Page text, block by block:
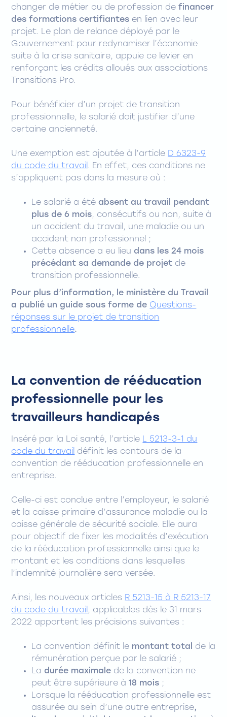
changer de métier ou de profession definancer
des formations certifiantes en lien avec leur
projet. Le plan de relance déployé par le
Gouvernement pour redynamiser l’économie
suite à la crise sanitaire, appuie ce levier en
renforçant les crédits alloués aux associations
Transitions Pro.
Pour bénéficier d’un projet de transition
professionnelle, le salarié doit justifier d’une
certaine ancienneté.
Une exemption est ajoutée à l’article D 6323-9
du code du travail . En effet, ces conditions ne
s’appliquent pas dans la mesure où :
Le salarié a étéabsent au travail pendant
plus de 6 mois, consécutifs ou non, suite à
un accident du travail, une maladie ou un
accident non professionnel ;
Cette absence a eu lieu dans les 24 mois
précédant sa demande de projet de
transition professionnelle.
Pour plus d’information, le ministère du Travail
a publié un guide sous forme de Questions-
réponses sur le projet de transition
professionnelle.
La convention de rééducation
professionnelle pour les
travailleurs handicapés
Inséré par la Loi santé, l’article L 5213-3-1 du
code du travail définit les contours de la
convention de rééducation professionnelle en
entreprise.
Celle-ci est conclue entre l’employeur, le salarié
et la caisse primaire d’assurance maladie ou la
caisse générale de sécurité sociale. Elle aura
pour objectif de fixer les modalités d’exécution
de la rééducation professionnelle ainsi que le
montant et les conditions dans lesquelles
l’indemnité journalière sera versée.
Ainsi, les nouveaux articles R 5213-15 à R 5213-17
du code du travail , applicables dès le 31 mars
2022 apportent les précisions suivantes :
La convention définit le montant total
de la
rémunération perçue par le salarié ;
La durée maximale de la convention ne
peut être supérieure à18 mois ;
Lorsque la rééducation professionnelle est
assurée au sein d’une autre entreprise,